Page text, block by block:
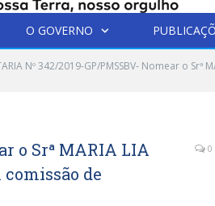
O GOVERNO
Nº 342/2019-GP/PMSSBV- Nomear o Srª
o Srª MARIA LIA
comissão de
0